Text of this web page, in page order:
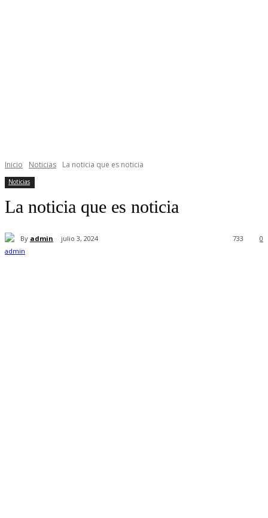
Inicio Noticias La noticia que es noticia
Noticias
La noticia que es noticia
By admin julio 3, 2024 0
733